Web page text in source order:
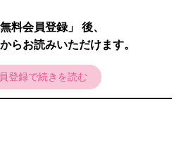
料会員登録」 後、
らお読みいただけます。
登録で続きを読む